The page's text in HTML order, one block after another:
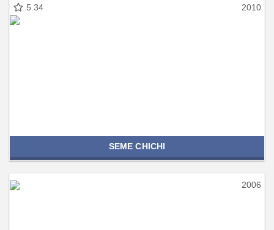
5.34 2010
SEME CHICHI
2006